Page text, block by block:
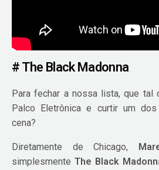
# The Black Madonna
Para fechar a nossa lista, que tal
Palco Eletrônica e curtir um
cena?
Diretamente de Chicago,
simplesmente The Black